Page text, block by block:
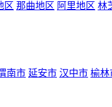
区 那曲地区 阿里地区 林
南市 延安市 汉中市 榆林